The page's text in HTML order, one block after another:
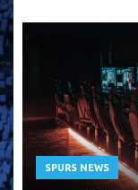
SPURS NEWS